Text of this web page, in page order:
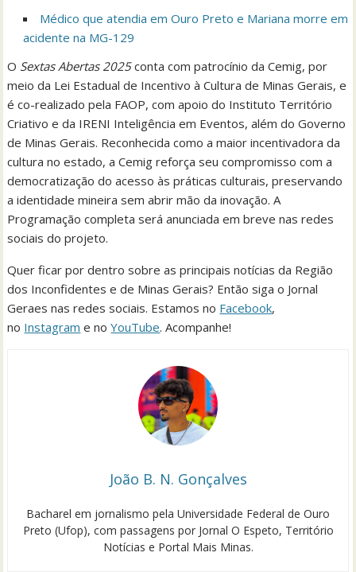
Médico que atendia em Ouro Preto e Mariana morre em
acidente na MG-129
O Sextas Abertas 2025conta com patrocínio da Cemig, por
meio da Lei Estadual de Incentivo à Cultura de Minas Gerais, e
é co-realizado pela FAOP, com apoio do Instituto Território
Criativo e da IRENI Inteligência em Eventos, além do Governo
de Minas Gerais. Reconhecida como a maior incentivadora da
cultura no estado, a Cemig reforça seu compromisso com a
democratização do acesso às práticas culturais, preservando
a identidade mineira sem abrir mão da inovação. A
Programação completa será anunciada em breve nas redes
sociais do projeto.
Quer ficar por dentro sobre as principais notícias da Região
dos Inconfidentes e de Minas Gerais? Então siga o Jornal
Geraes nas redes sociais. Estamos no Facebook,
no Instagram e noYouTube. Acompanhe!
João B. N. Gonçalves
Bacharel em jornalismo pela Universidade Federal de Ouro
Preto (Ufop), com passagens por Jornal O Espeto, Território
Notícias e Portal Mais Minas.